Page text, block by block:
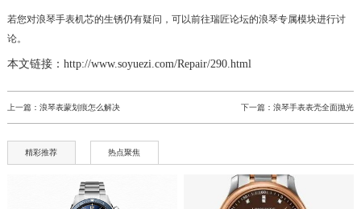
若您对浪琴手表机芯的生锈仍有疑问，可以前往瑞匠论坛的浪琴专属模块进行讨
论。
本文链接：http://www.soyuezi.com/Repair/290.html
上一篇： 浪琴表蒙划痕怎么解决 下一篇：浪琴手表表壳全面抛光
精彩推荐 热点聚焦